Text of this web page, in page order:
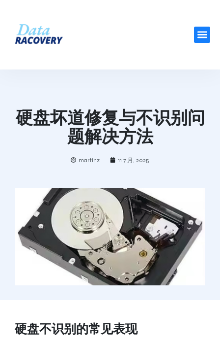
硬盘坏道修复与不识别问
题解决方法
martinz 11 7 月, 2025
硬盘不识别的常见表现